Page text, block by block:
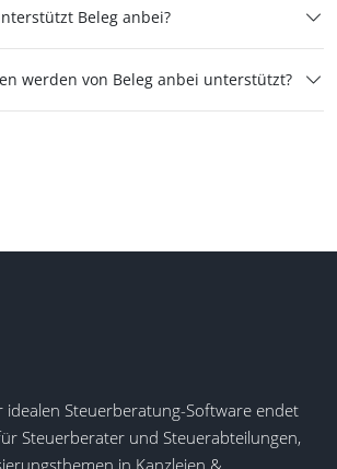
Beleg anbei?
werden von Beleg anbei unterstützt?
idealen Steuerberatung-Software endet
Steuerberater und Steuerabteilungen,
in Kanzleien &